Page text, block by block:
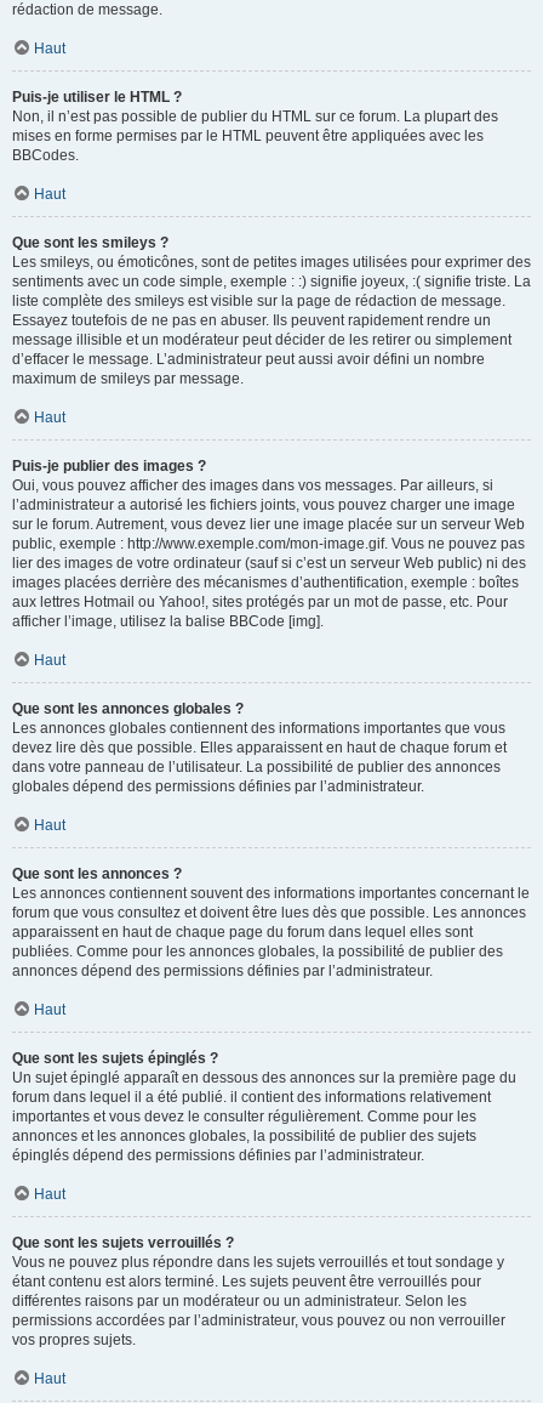
rédaction de message.
Haut
Puis-je utiliser le HTML ?
Non, il n’est pas possible de publier du HTML sur ce forum. La plupart des
mises en forme permises par le HTML peuvent être appliquées avec les
BBCodes.
Haut
Que sont les smileys ?
Les smileys, ou émoticônes, sont de petites images utilisées pour exprimer des
sentiments avec un code simple, exemple : :) signifie joyeux, :( signifie triste. La
liste complète des smileys est visible sur la page de rédaction de message.
Essayez toutefois de ne pas en abuser. Ils peuvent rapidement rendre un
message illisible et un modérateur peut décider de les retirer ou simplement
d’effacer le message. L’administrateur peut aussi avoir défini un nombre
maximum de smileys par message.
Haut
Puis-je publier des images ?
Oui, vous pouvez afficher des images dans vos messages. Par ailleurs, si
l’administrateur a autorisé les fichiers joints, vous pouvez charger une image
sur le forum. Autrement, vous devez lier une image placée sur un serveur Web
public, exemple : http://www.exemple.com/mon-image.gif. Vous ne pouvez pas
lier des images de votre ordinateur (sauf si c’est un serveur Web public) ni des
images placées derrière des mécanismes d’authentification, exemple : boîtes
aux lettres Hotmail ou Yahoo!, sites protégés par un mot de passe, etc. Pour
afficher l’image, utilisez la balise BBCode [img].
Haut
Que sont les annonces globales ?
Les annonces globales contiennent des informations importantes que vous
devez lire dès que possible. Elles apparaissent en haut de chaque forum et
dans votre panneau de l’utilisateur. La possibilité de publier des annonces
globales dépend des permissions définies par l’administrateur.
Haut
Que sont les annonces ?
Les annonces contiennent souvent des informations importantes concernant le
forum que vous consultez et doivent être lues dès que possible. Les annonces
apparaissent en haut de chaque page du forum dans lequel elles sont
publiées. Comme pour les annonces globales, la possibilité de publier des
annonces dépend des permissions définies par l’administrateur.
Haut
Que sont les sujets épinglés ?
Un sujet épinglé apparaît en dessous des annonces sur la première page du
forum dans lequel il a été publié. il contient des informations relativement
importantes et vous devez le consulter régulièrement. Comme pour les
annonces et les annonces globales, la possibilité de publier des sujets
épinglés dépend des permissions définies par l’administrateur.
Haut
Que sont les sujets verrouillés ?
Vous ne pouvez plus répondre dans les sujets verrouillés et tout sondage y
étant contenu est alors terminé. Les sujets peuvent être verrouillés pour
différentes raisons par un modérateur ou un administrateur. Selon les
permissions accordées par l’administrateur, vous pouvez ou non verrouiller
vos propres sujets.
Haut